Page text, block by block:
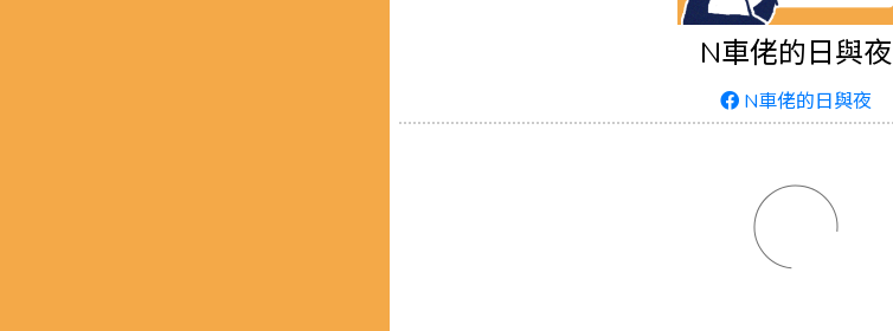
N車佬的日與夜
N車佬的日與夜